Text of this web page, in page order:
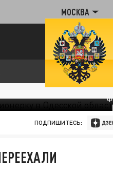
МОСКВА
ПОДПИШИТЕСЬ: